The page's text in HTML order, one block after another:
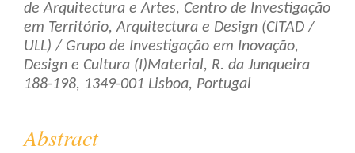
Content
de Arquitectura e Artes, Centro de Investigação
em Território, Arquitectura e Design (CITAD /
ULL) / Grupo de Investigação em Inovação,
Design e Cultura (I)Material, R. da Junqueira
188-198, 1349-001 Lisboa, Portugal
Abstract